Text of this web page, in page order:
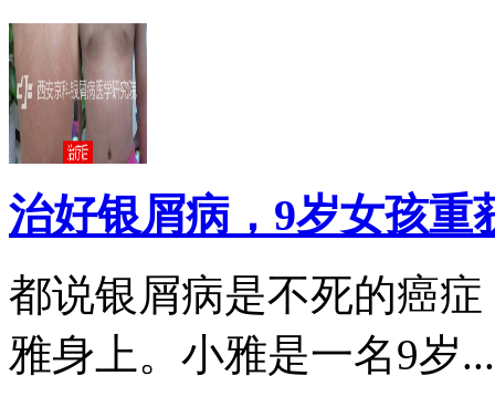
治好银屑病，9岁女孩重
都说银屑病是不死的癌
雅身上。小雅是一名9岁...